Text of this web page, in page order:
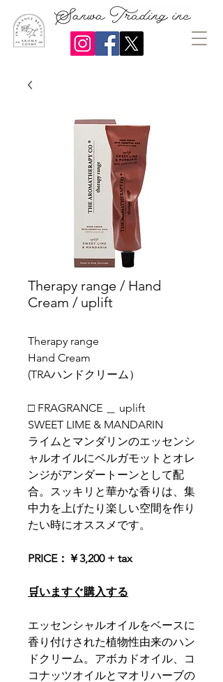
Therapy range / Hand
Cream / uplift
Therapy range
Hand Cream
(TRAハンドクリーム）
□ FRAGRANCE ＿ uplift
SWEET LIME & MANDARIN
ライムとマンダリンのエッセンシ
ャルオイルにベルガモットとオレ
ンジがアンダートーンとして配
合。スッキリと華かな香りは、集
中力を上げたり楽しい空間を作り
たい時にオススメです。
PRICE：￥3,200 + tax
🛒いますぐ購入する
エッセンシャルオイルをベースに
香り付けされた植物性由来のハン
ドクリーム。アボカドオイル、コ
コナッツオイルとマオリハーブの